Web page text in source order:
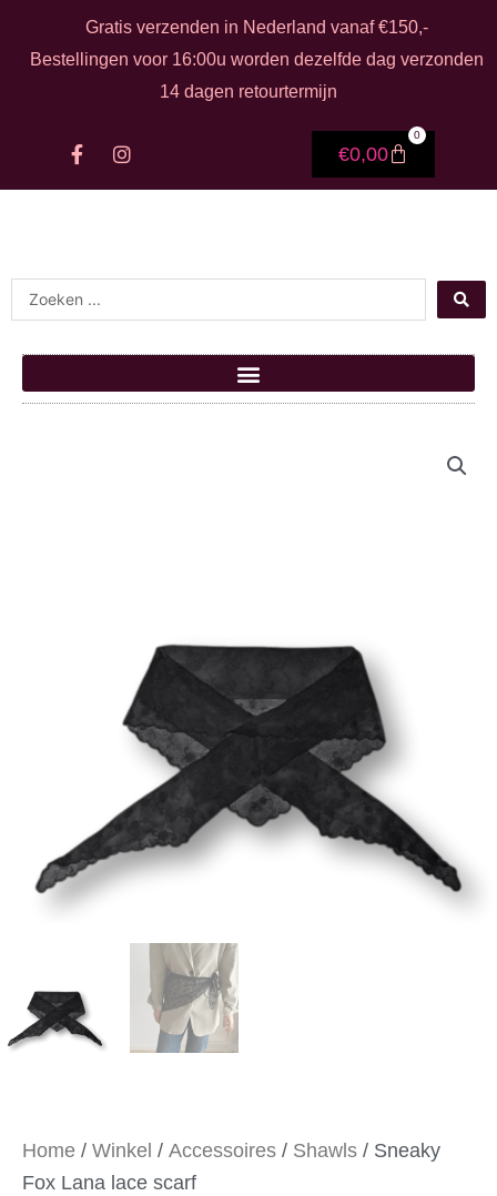
Ga naar de inhoud
Gratis verzenden in Nederland vanaf €150,-
Bestellingen voor 16:00u worden dezelfde dag verzonden
14 dagen retourtermijn
F
a
k
-
f
I
n
a
€0,00
0
Search ...
Home / Winkel / Accessoires / Shawls / Sneaky
Fox Lana lace scarf